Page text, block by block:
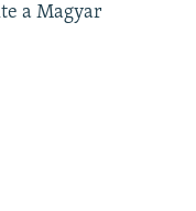
a Magyar